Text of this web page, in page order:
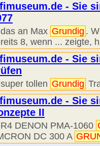
- Sie
an Max Grundig .
8, wenn ... zeigte,
- Sie
tollen Grundig
- Sie
II
DENON PMA-1060
DC 300 A